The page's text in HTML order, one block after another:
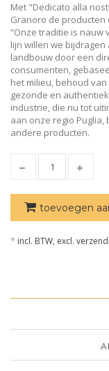
Met "Dedicato alla
Granoro de producten
“Onze traditie is nauw
lijn willen we
landbouw door een
consumenten,
het milieu, behoud
gezonde en
industrie, die nu tot
aan onze regio
andere producten.
toevoegen
* incl. BTW, excl.